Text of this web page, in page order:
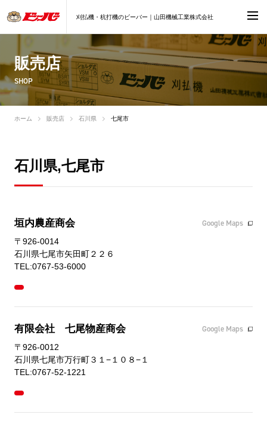
刈払機・杭打機のビーバー｜山田機械工業株式会社
販売店
SHOP
ホーム 販売店 石川県 七尾市
石川県,七尾市
垣内農産商会 Google Maps
〒926-0014
石川県七尾市矢田町２２６
TEL:0767-53-6000
有限会社 七尾物産商会 Google Maps
〒926-0012
石川県七尾市万行町３１−１０８−１
TEL:0767-52-1221